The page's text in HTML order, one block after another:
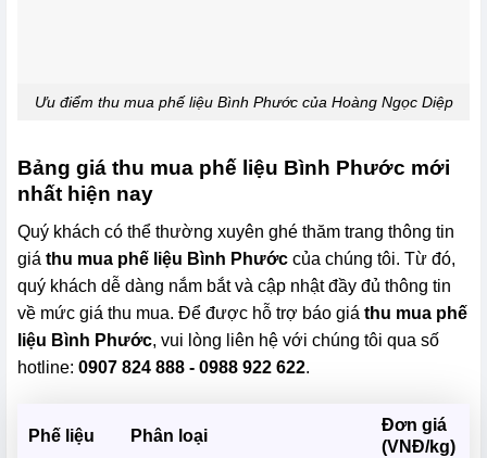
Ưu điểm thu mua phế liệu Bình Phước của Hoàng Ngọc Diệp
Bảng giá thu mua phế liệu Bình Phước mới
nhất hiện nay
Quý khách có thể thường xuyên ghé thăm trang thông tin
giá thu mua phế liệu Bình Phướccủa chúng tôi. Từ đó,
quý khách dễ dàng nắm bắt và cập nhật đầy đủ thông tin
về mức giá thu mua. Để được hỗ trợ báo giá thu mua phế
liệu Bình Phước, vui lòng liên hệ với chúng tôi qua số
hotline: 0907 824 888 - 0988 922 622.
Phế liệu Phân loại
Đơn giá
(VNĐ/kg)